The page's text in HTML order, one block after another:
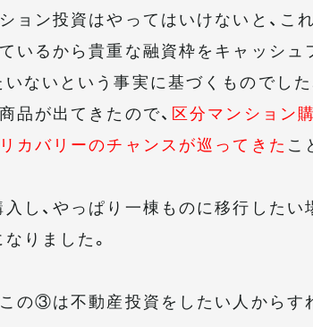
ョン投資はやってはいけないと、こ
いるから貴重な融資枠をキャッシュ
ないという事実に基づくものでした
品が出てきたので、 区分マンション
カバリーのチャンスが巡ってきた こ
し、やっぱり一棟ものに移行したい
りました。
の③は不動産投資をしたい人からす